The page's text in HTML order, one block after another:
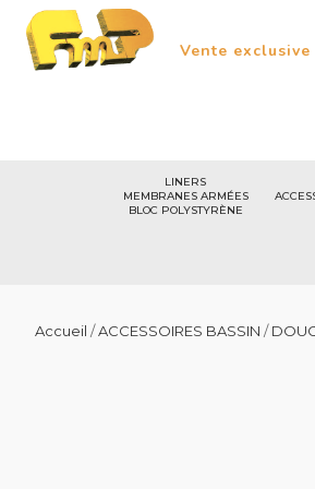
Vente
LINERS
MEMBRANES ARMÉES
BLOC POLYSTYRÈNE
Accueil /ACCESSOIRES BASSIN /